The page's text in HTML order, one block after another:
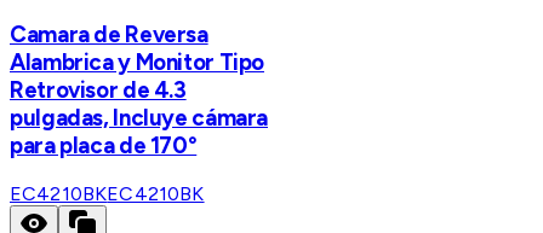
Camara de Reversa
Alambrica y Monitor Tipo
Retrovisor de 4.3
pulgadas, Incluye cámara
para placa de 170°
EC4210BKEC4210BK